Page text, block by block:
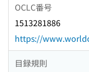
OCLC番号
1513281886
https://
目録規則